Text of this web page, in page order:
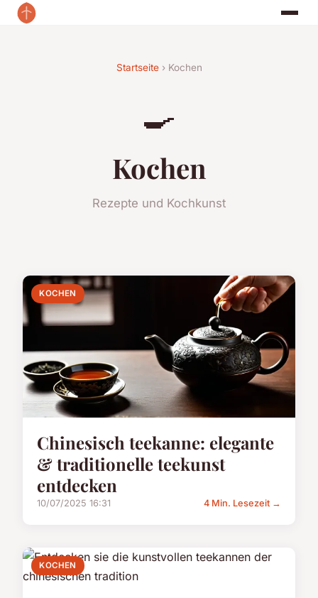
Startseite› Kochen
🍳
Kochen
Rezepte und Kochkunst
KOCHEN
Chinesisch teekanne: elegante
& traditionelle teekunst
entdecken
10/07/2025 16:31 4 Min. Lesezeit →
KOCHEN